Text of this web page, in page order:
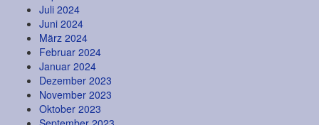
Juli 2024
Juni 2024
März 2024
Februar 2024
Januar 2024
Dezember 2023
November 2023
Oktober 2023